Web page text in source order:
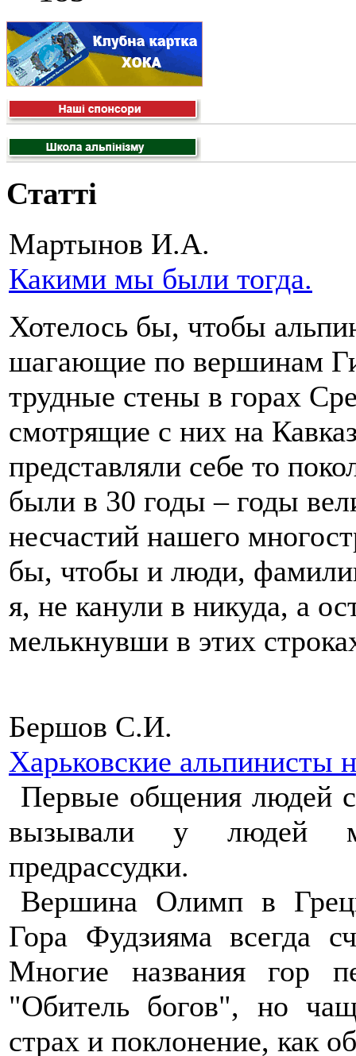
Статті
Мартынов И.А.
Какими мы были тогда.
Хотелось бы, чтобы
шагающие по вершинам
трудные стены в горах
смотрящие с них на
представляли себе то
были в 30 годы – годы
несчастий нашего
бы, чтобы и люди,
я, не канули в никуда, а
мелькнувши в этих
Бершов С.И.
Харьковские альпинисты
Первые общения людей
вызывали у людей
предрассудки.
Вершина Олимп в
Гора Фудзияма всегда
Многие названия гор
"Обитель богов", но
страх и поклонение, как